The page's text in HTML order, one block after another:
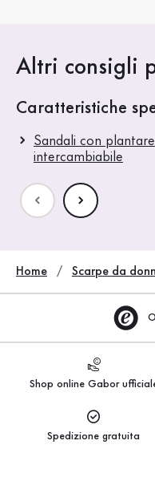
Altri consigli
Caratteristiche
Sandali con plantare
intercambiabile
Home Scarpe da
Shop online Gabor
Spedizione gratuita